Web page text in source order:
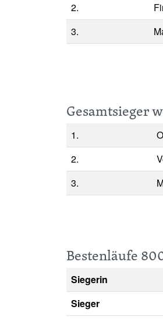
2.
3.
Gesamtsieger
1.
2.
3.
Bestenläufe
Siegerin
Sieger